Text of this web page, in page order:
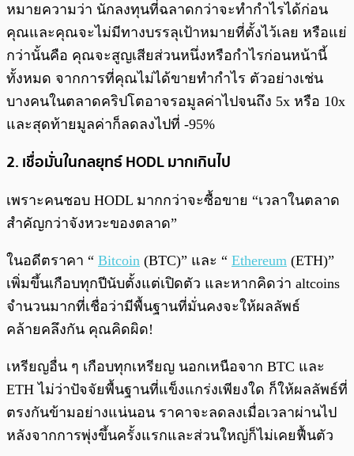
หมายความว่า นักลงทุนที่ฉลาดกว่าจะทำกำไรได้ก่อน
คุณและคุณจะไม่มีทางบรรลุเป้าหมายที่ตั้งไว้เลย หรือแย่
กว่านั้นคือ คุณจะสูญเสียส่วนหนึ่งหรือกำไรก่อนหน้านี้
ทั้งหมด จากการที่คุณไม่ได้ขายทำกำไร ตัวอย่างเช่น
บางคนในตลาดคริปโตอาจรอมูลค่าไปจนถึง 5x หรือ 10x
และสุดท้ายมูลค่าก็ลดลงไปที่ -95%
2. เชื่อมั่นในกลยุทธ์ HODL มากเกินไป
เพราะคนชอบ HODL มากกว่าจะซื้อขาย “เวลาในตลาด
สำคัญกว่าจังหวะของตลาด”
ในอดีตราคา “ Bitcoin (BTC)” และ “ Ethereum (ETH)”
เพิ่มขึ้นเกือบทุกปีนับตั้งแต่เปิดตัว และหากคิดว่า altcoins
จำนวนมากที่เชื่อว่ามีพื้นฐานที่มั่นคงจะให้ผลลัพธ์
คล้ายคลึงกัน คุณคิดผิด!
เหรียญอื่น ๆ เกือบทุกเหรียญ นอกเหนือจาก BTC และ
ETH ไม่ว่าปัจจัยพื้นฐานที่แข็งแกร่งเพียงใด ก็ให้ผลลัพธ์ที่
ตรงกันข้ามอย่างแน่นอน ราคาจะลดลงเมื่อเวลาผ่านไป
หลังจากการพุ่งขึ้นครั้งแรกและส่วนใหญ่ก็ไม่เคยฟื้นตัว